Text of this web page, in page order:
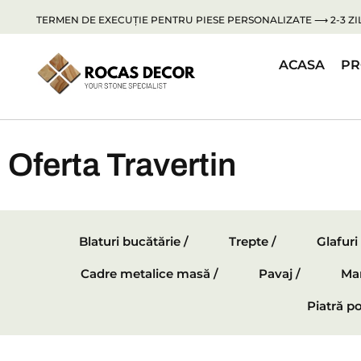
TERMEN DE EXECUȚIE PENTRU PIESE PERSONALIZATE ⟶ 2-3
ACASA
Oferta Travertin
Blaturi bucătărie / Trepte / Glafuri
Cadre metalice masă / Pavaj /
Piatră